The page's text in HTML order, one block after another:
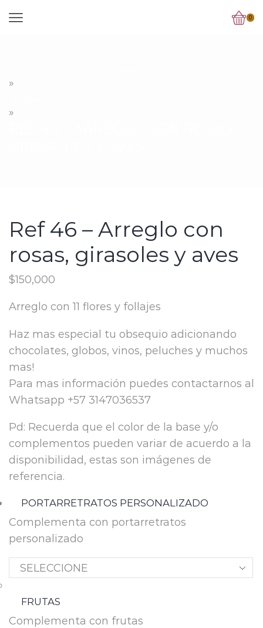
0
»
»
Ref 46 – Arreglo con
rosas, girasoles y aves
$150,000
Arreglo con 11 flores y follajes
Haz mas especial tu obsequio adicionando
chocolates, globos, vinos, peluches y muchos
mas!
Para mas información puedes contactarnos al
Whatsapp +57 3147036537
Pd: Recuerda que el color de la base y/o
complementos pueden variar de acuerdo a la
disponibilidad, estas son imágenes de
referencia.
PORTARRETRATOS PERSONALIZADO
Complementa con portarretratos
personalizado
FRUTAS
Complementa con frutas